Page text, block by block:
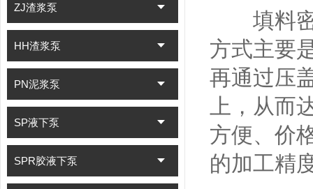
ZJ渣浆泵
HH渣浆泵
PN泥浆泵
SP液下泵
SPR胶液下泵
填料密
方式主要
再通过压
上，从而
方便、价
的加工精